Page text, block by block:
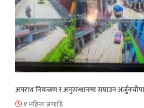
अपराध नियन्त्रण र अनुसन्धानमा सघाउन
१ महिना अगाडि